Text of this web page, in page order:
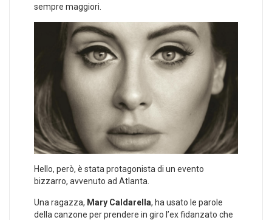
sempre maggiori.
Hello, però, è stata protagonista di un evento
bizzarro, avvenuto ad Atlanta.
Una ragazza, Mary Caldarella, ha usato le parole
della canzone per prendere in giro l’ex fidanzato che